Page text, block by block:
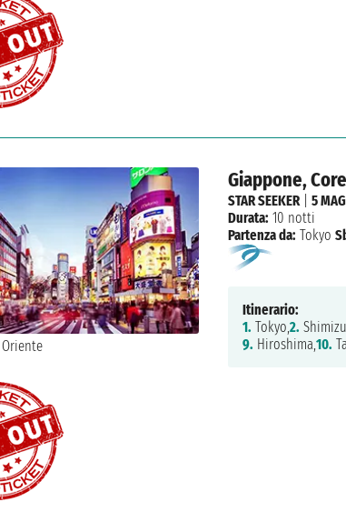
Giappone,
STAR SEEKER| 5
Durata: 10 notti
Partenza da: Tokyo
Itinerario:
1. Tokyo,2.
9. Hiroshima,10.